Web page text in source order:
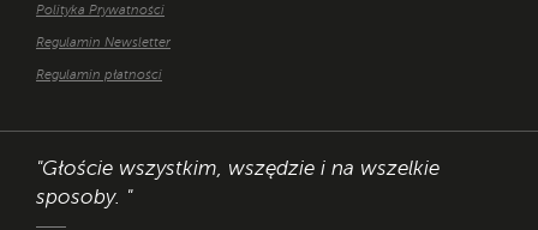
Polityka Prywatności
Regulamin Newsletter
Regulamin płatności
"Głoście wszystkim, wszędzie i na wszelkie
sposoby. "